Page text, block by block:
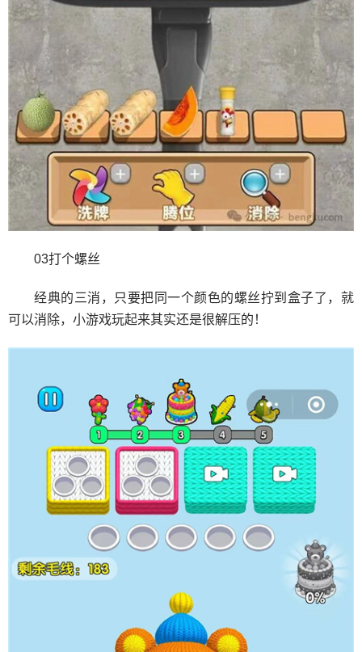
03打个螺丝
经典的三消，只要把同一个颜色的螺丝拧到盒子了，就
可以消除，小游戏玩起来其实还是很解压的！